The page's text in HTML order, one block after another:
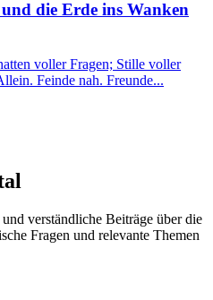
die Erde ins Wanken
voller Fragen; Stille voller
Feinde nah. Freunde...
verständliche Beiträge über die
Fragen und relevante Themen